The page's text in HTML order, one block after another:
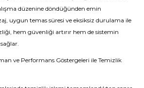
düzenine döndüğünden emin
uygun temas süresi ve eksiksiz durulama ile
hem güvenliği artırır hem de sistemin
ve Performans Göstergeleri ile Temizlik